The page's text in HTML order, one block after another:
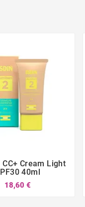
  
Cream Light
40ml
18,60 €